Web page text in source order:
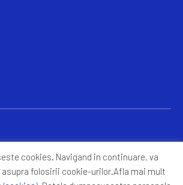
cookies. Navigand in continuare, va
folosirii cookie-urilor.Afla mai mult